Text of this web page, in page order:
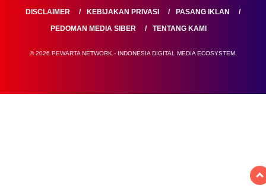
DISCLAIMER KEBIJAKAN PRIVASI
PASANG IKLAN
PEDOMAN MEDIA SIBER
TENTANG KAMI
© 2026 PEWARTA NETWORK - INDONESIA DIGITAL MEDIA ECOSYSTEM.